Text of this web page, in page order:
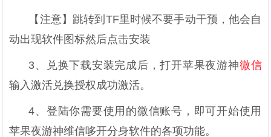
【注意】跳转到TF里时候不要手动干预，他会自
动出现软件图标然后点击安装
3、兑换下载安装完成后，打开苹果夜游神微信
输入激活兑换授权成功激活。
4、登陆你需要使用的微信账号，即可开始使用
苹果夜游神维信哆开分身软件的各项功能。